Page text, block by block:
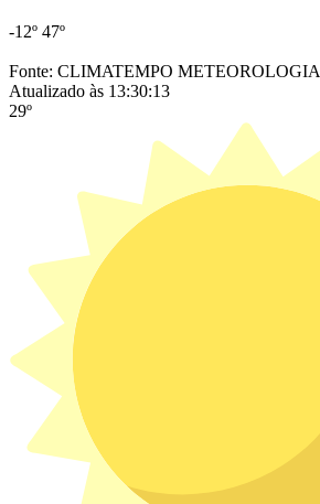
-12º 47º
Fonte: CLIMATEMPO METEOROLOGIA
Atualizado às 13:30:13
29º